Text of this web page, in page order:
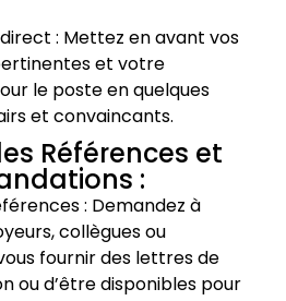
: Mettez en avant vos
et votre
le poste en quelques
et convaincants.
Références et
:
: Demandez à
collègues ou
fournir des lettres de
ou d’être disponibles pour